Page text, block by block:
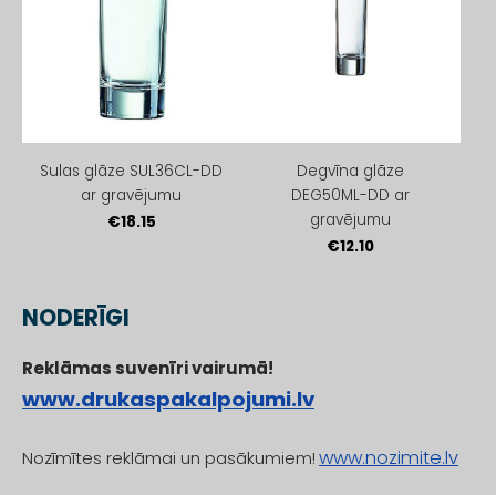
NODERĪGI
Reklāmas suvenīri vairumā!
www.drukaspakalpojumi.lv
Nozīmītes reklāmai un pasākumiem!www.nozimite.lv
Sulas glāze SUL36CL-DD
ar gravējumu
€18.15
Degvīna glāze
DEG50ML-DD ar
gravējumu
€12.10